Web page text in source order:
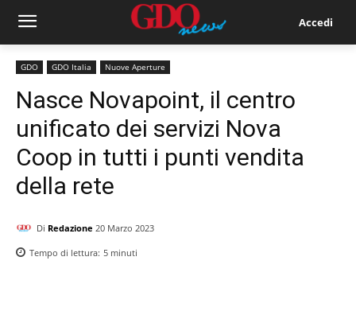
Accedi
GDO GDO Italia Nuove Aperture
Nasce Novapoint, il centro
unificato dei servizi Nova
Coop in tutti i punti vendita
della rete
Di Redazione 20 Marzo 2023
Tempo di lettura: 5 minuti